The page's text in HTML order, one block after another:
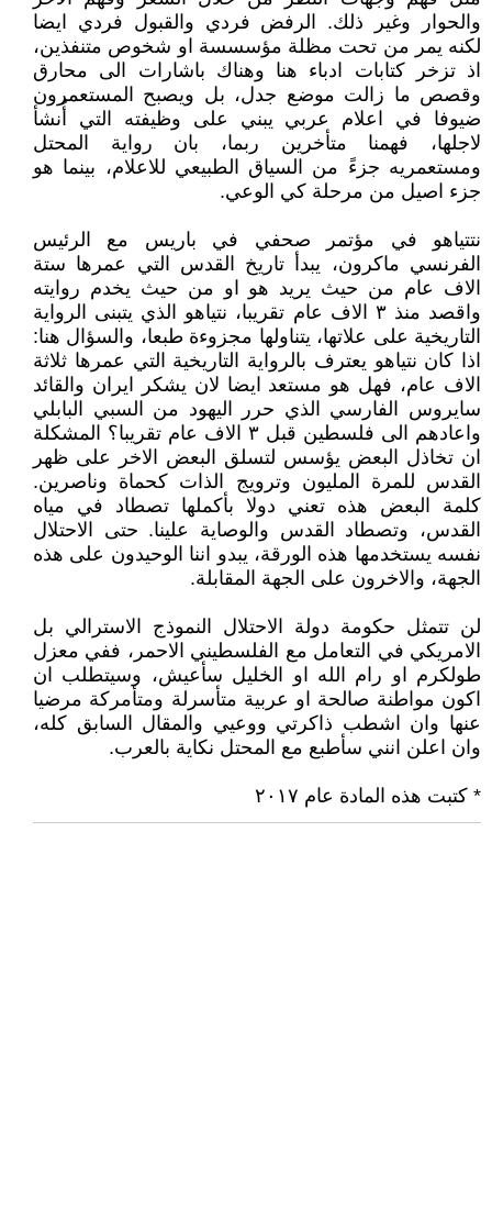
والحوار وغير ذلك. الرفض فردي والقبول فردي ايضا
لكنه يمر من تحت مظلة مؤسسسة او شخوص متنفذين،
اذ تزخر كتابات ادباء هنا وهناك باشارات الى محارق
وقصص ما زالت موضع جدل، بل ويصبح المستعمرون
ضيوفا في اعلام عربي يبني على وظيفته التي أُنشأ
لاجلها، فهمنا متأخرين ربما، بان رواية المحتل
ومستعمريه جزءً من السياق الطبيعي للاعلام، بينما هو
جزء اصيل من مرحلة كي الوعي.
نتتياهو في مؤتمر صحفي في باريس مع الرئيس
الفرنسي ماكرون، يبدأ تاريخ القدس التي عمرها ستة
الاف عام من حيث يريد هو او من حيث يخدم روايته
واقصد منذ ٣ الاف عام تقريبا، نتياهو الذي يتبنى الرواية
التاريخية على علاتها، يتناولها مجزوءة طبعا، والسؤال هنا:
اذا كان نتياهو يعترف بالرواية التاريخية التي عمرها ثلاثة
الاف عام، فهل هو مستعد ايضا لان يشكر ايران والقائد
سايروس الفارسي الذي حرر اليهود من السبي البابلي
واعادهم الى فلسطين قبل ٣ الاف عام تقريبا؟ المشكلة
ان تخاذل البعض يؤسس لتسلق البعض الاخر على ظهر
القدس للمرة المليون وترويج الذات كحماة وناصرين.
كلمة البعض هذه تعني دولا بأكملها تصطاد في مياه
القدس، وتصطاد القدس والوصاية علينا. حتى الاحتلال
نفسه يستخدمها هذه الورقة، يبدو اننا الوحيدون على هذه
الجهة، والاخرون على الجهة المقابلة.
لن تتمثل حكومة دولة الاحتلال النموذج الاسترالي بل
الامريكي في التعامل مع الفلسطيني الاحمر، ففي معزل
طولكرم او رام الله او الخليل سأعيش، وسيتطلب ان
اكون مواطنة صالحة او عربية متأسرلة ومتأمركة مرضيا
عنها وان اشطب ذاكرتي ووعيي والمقال السابق كله،
وان اعلن انني سأطبع مع المحتل نكاية بالعرب.
* كتبت هذه المادة عام ٢٠١٧